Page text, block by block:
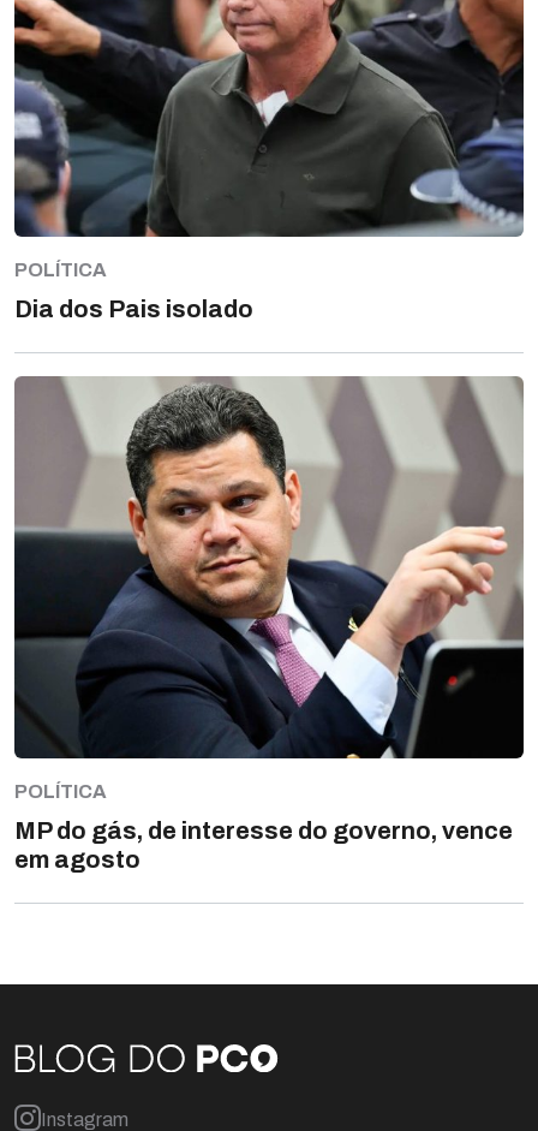
POLÍTICA
Dia dos Pais isolado
POLÍTICA
MP do gás, de interesse do governo, vence
em agosto
Instagram